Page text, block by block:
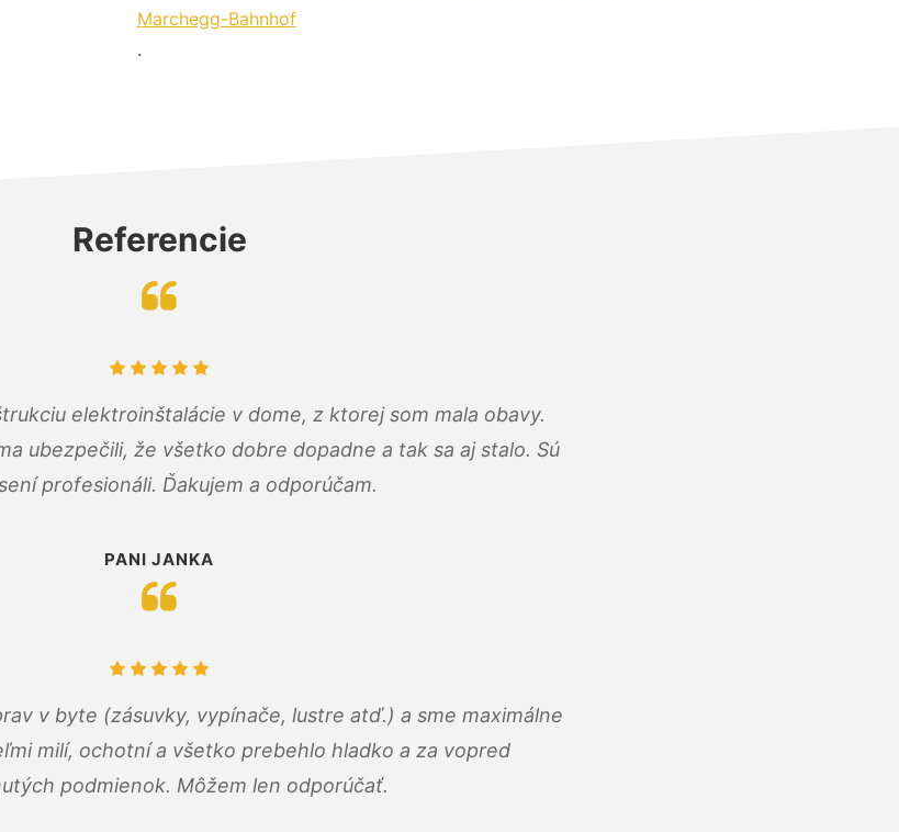
Marchegg-Bahnhof
.
Referencie
elektroinštalácie v dome, z ktorej som mala obavy.
ubezpečili, že všetko dobre dopadne a tak sa aj stalo. Sú
profesionáli. Ďakujem a odporúčam.
PANI JANKA
v byte (zásuvky, vypínače, lustre atď.) a sme maximálne
milí, ochotní a všetko prebehlo hladko a za vopred
podmienok. Môžem len odporúčať.